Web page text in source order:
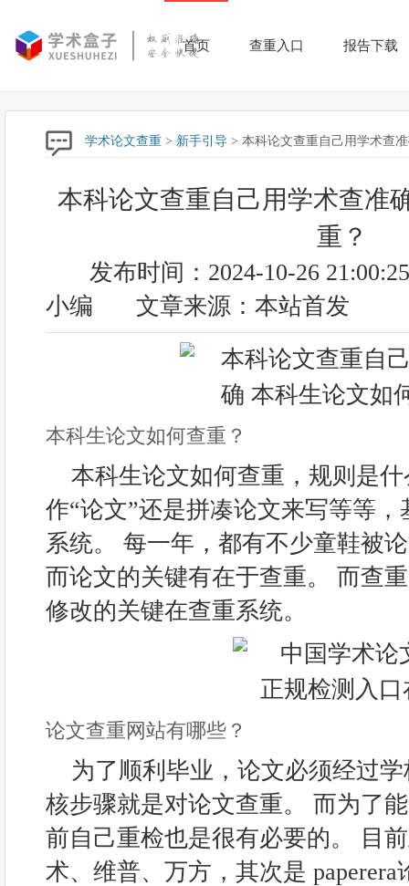
首页 查重入口 报告下载
学术论文查重 > 新手引导 > 本科论文查重自己用学术查
本科论文查重自己用学术查准
重？
发布时间：2024-10-26 21:00:25
小编
文章来源：本站首发
本科生论文如何查重？
本科生论文如何查重，规则是
作“论文”还是拼凑论文来写等等
系统。 每一年，都有不少童鞋被
而论文的关键有在于查重。 而查
修改的关键在查重系统。
论文查重网站有哪些？
为了顺利毕业，论文必须经过
核步骤就是对论文查重。 而为了
前自己重检也是很有必要的。 目
术、维普、万方，其次是